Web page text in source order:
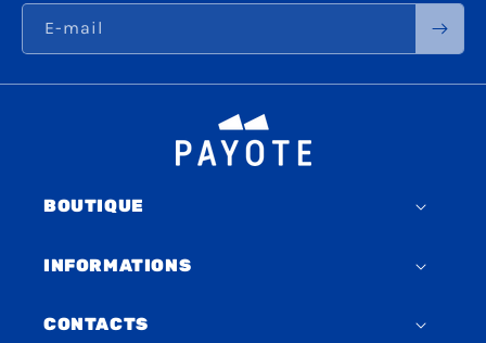
E-mail
BOUTIQUE
INFORMATIONS
CONTACTS